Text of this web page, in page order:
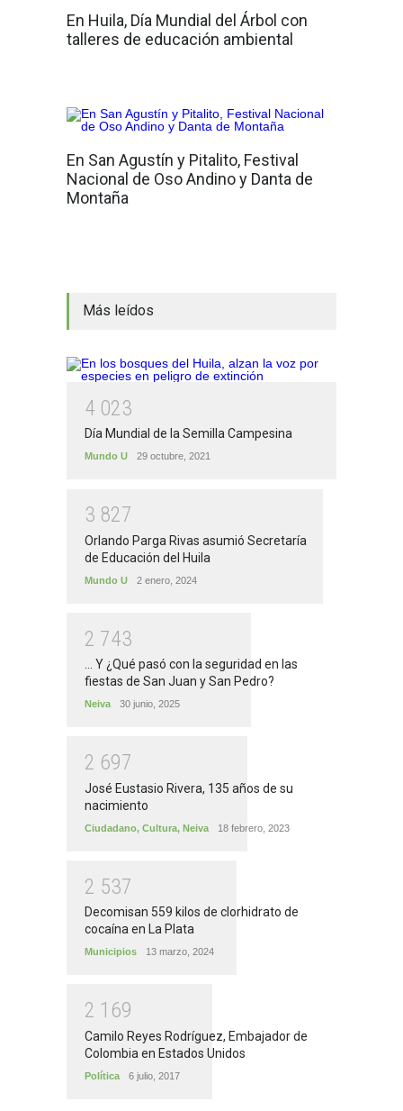
En Huila, Día Mundial del Árbol con
talleres de educación ambiental
En San Agustín y Pitalito, Festival
Nacional de Oso Andino y Danta de
Montaña
Más leídos
4 023
Día Mundial de la Semilla Campesina
Mundo U 29 octubre, 2021
3 827
Orlando Parga Rivas asumió Secretaría
de Educación del Huila
Mundo U 2 enero, 2024
2 743
... Y ¿Qué pasó con la seguridad en las
fiestas de San Juan y San Pedro?
Neiva 30 junio, 2025
2 697
José Eustasio Rivera, 135 años de su
nacimiento
Ciudadano, Cultura, Neiva 18 febrero, 2023
2 537
Decomisan 559 kilos de clorhidrato de
cocaína en La Plata
Municipios 13 marzo, 2024
2 1 69
Camilo Reyes Rodríguez, Embajador de
Colombia en Estados Unidos
Política 6 julio, 2017